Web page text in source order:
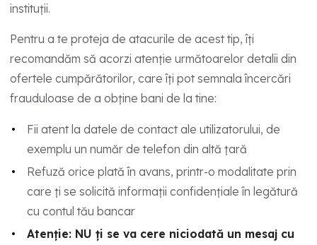
instituții.
Pentru a te proteja de atacurile de acest tip, îți
recomandăm să acorzi atenție următoarelor detalii din
ofertele cumpărătorilor, care îți pot semnala încercări
frauduloase de a obține bani de la tine:
Fii atent la datele de contact ale utilizatorului, de
exemplu un număr de telefon din altă țară
Refuză orice plată în avans, printr-o modalitate prin
care ți se solicită informații confidențiale în legătură
cu contul tău bancar
Atenție: NU ți se va cere niciodată un mesaj cu